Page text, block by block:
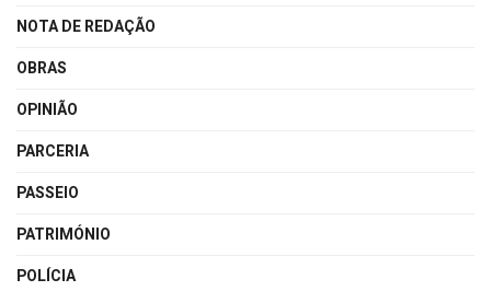
NOTA DE REDAÇÃO
OBRAS
OPINIÃO
PARCERIA
PASSEIO
PATRIMÓNIO
POLÍCIA